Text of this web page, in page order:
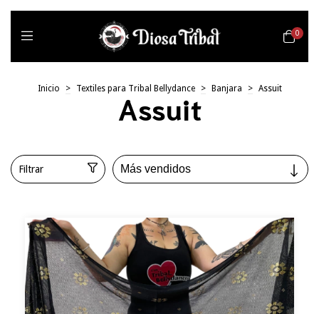
0
Inicio > Textiles para Tribal Bellydance > Banjara > Assuit
Assuit
Filtrar